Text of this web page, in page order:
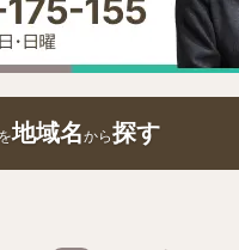
地域名から探す